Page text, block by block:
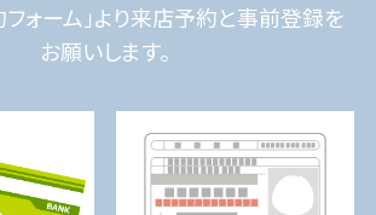
ォーム」より来店予約と事前登録を
お願いします。